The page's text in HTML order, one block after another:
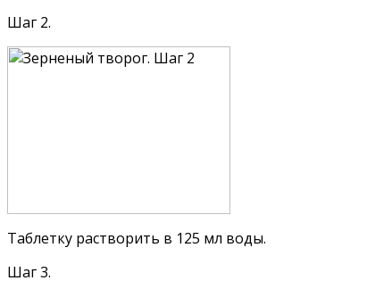
Шаг 2.
Таблетку растворить в 125 мл воды.
Шаг 3.